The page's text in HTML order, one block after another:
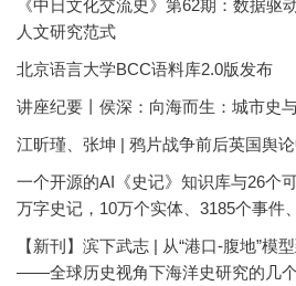
《中日文化交流史》第62期：数据驱
人文研究范式
北京语言大学BCC语料库2.0版发布
讲座纪要丨侯深：向海而生：城市史
江昕瑾、张坤 | 鸦片战争前后英国舆
一个开源的AI《史记》知识库与26个
万字史记，10万个实体、3185个事件
【新刊】滨下武志 | 从“港口-腹地”模
——全球历史视角下海洋史研究的几